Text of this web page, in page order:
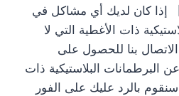
】 إذا كان لديك أي مشاكل في
ذات الأغطية التي لا
بنا للحصول على
البرطمانات البلاستيكية ذات
سنقوم بالرد عليك على الفور